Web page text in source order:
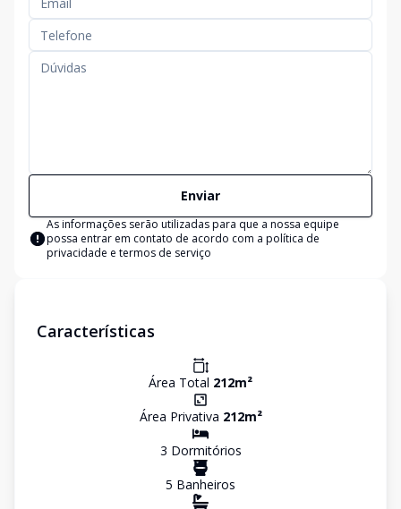
Enviar
As informações serão utilizadas para que a nossa equipe
possa entrar em contato de acordo com a política de
privacidade e termos de serviço
Características
Área Total 212m²
Área Privativa 212m²
3 Dormitórios
5 Banheiros